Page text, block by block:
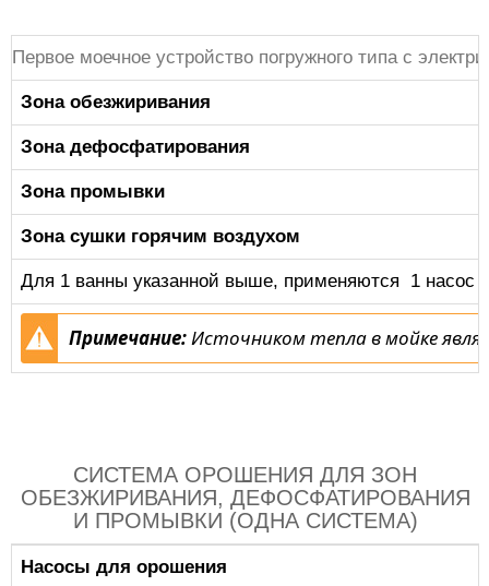
Первое моечное устройство погружного типа с
Зона обезжиривания
Зона дефосфатирования
Зона промывки
Зона сушки горячим воздухом
Для 1 ванны указанной выше, применяются 1 насос
Примечание:Источником тепла в мойке
СИСТЕМА ОРОШЕНИЯ ДЛЯ ЗОН
ОБЕЗЖИРИВАНИЯ, ДЕФОСФАТИРОВАНИЯ
И ПРОМЫВКИ (ОДНА СИСТЕМА)
Насосы для